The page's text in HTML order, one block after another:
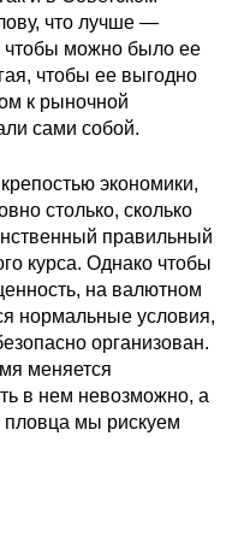
семинар
что лучше —
чтобы можно было ее
чтобы ее выгодно
к рыночной
сами собой.
экономики,
столько, сколько
правильный
курса. Однако чтобы
на валютном
нормальные условия,
организован.
меняется
в нем невозможно, а
пловца мы рискуем